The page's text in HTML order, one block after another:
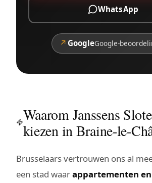
WhatsApp
↗ GoogleGoogle-
Waarom Janssens
kiezen in Braine-le-
Brusselaars vertrouwen ons al
een stad waarappartementen